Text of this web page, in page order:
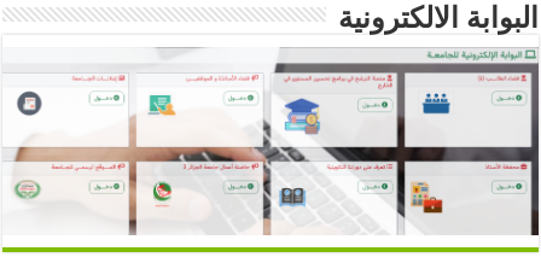
البوابة الالكترونية